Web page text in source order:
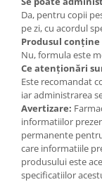
Da, pentru copii
pe zi, cu acordul
Produsul conține
Nu, formula este
Ce atenționări
Este recomandat
iar administrarea
Avertizare:
informatiilor
permanente
care informatiile
produsului este
specificatiilor